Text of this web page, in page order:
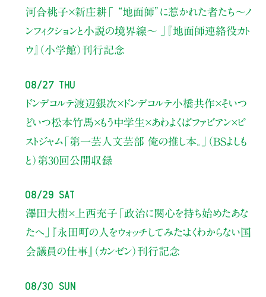
河合桃子×新庄耕「 “地面師”に惹かれた者たち〜ノ
ンフィクションと小説の境界線〜 」
『地面師連絡役カト
ウ』（小学館）刊行記念
08/27 Thu
ドンデコルテ渡辺銀次×ドンデコルテ小橋共作×そいつ
どいつ松本竹馬×もう中学生×あわよくばファビアン×ピ
ストジャム「第一芸人文芸部 俺の推し本。」（BSよしも
と） 第30回公開収録
08/29 Sat
澤田大樹×上西充子 「政治に関心を持ち始めたあな
たへ」
『永田町の人をウォッチしてみた：よくわからない国
会議員の仕事』（カンゼン）刊行記念
08/30 Sun